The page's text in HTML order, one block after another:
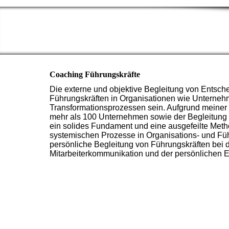
Coaching Führungskräfte
Die externe und objektive Begleitung von
Führungskräften in Organisationen wie
Transformationsprozessen sein. Aufgrund
mehr als 100 Unternehmen sowie der
ein solides Fundament und eine ausgefeilte
systemischen Prozesse in Organisations- und
persönliche Begleitung von Führungskräften bei
Mitarbeiterkommunikation und der persönlichen